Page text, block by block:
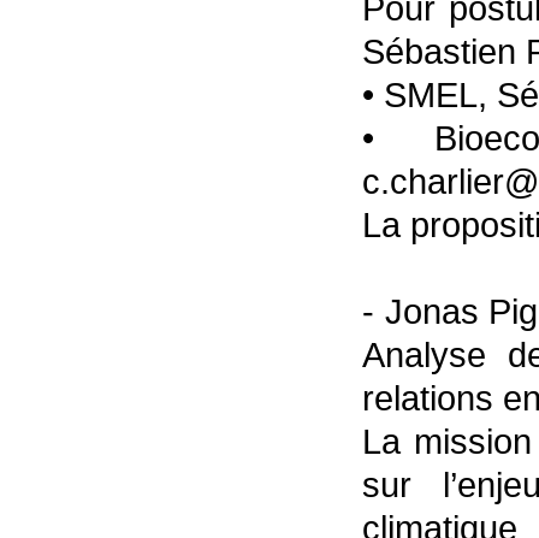
Pour
Sébastien
• SMEL,
•
La
- Jonas
Analyse
relations
La
sur